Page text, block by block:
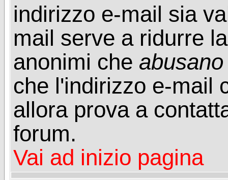
indirizzo e-mail sia
mail serve a ridurre
anonimi che abusano
che l'indirizzo e-mail
allora prova a
forum.
Vai ad inizio pagina